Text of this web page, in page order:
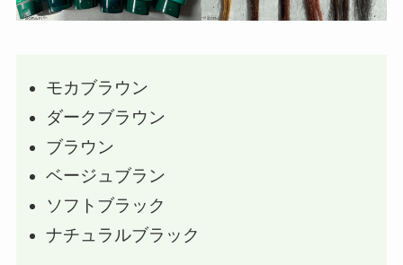
モカブラウン
ダークブラウン
ブラウン
ベージュブラン
ソフトブラック
ナチュラルブラック